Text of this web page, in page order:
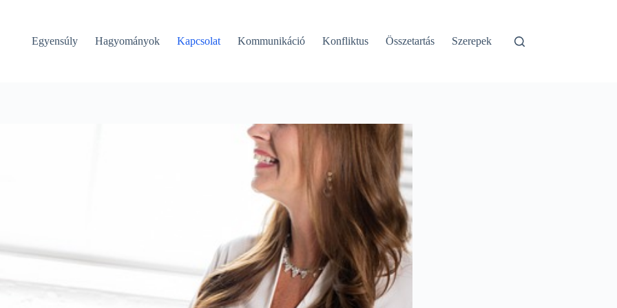
Egyensúly Hagyományok Kapcsolat Kommunikáció Konfliktus Összetartás Szerepek